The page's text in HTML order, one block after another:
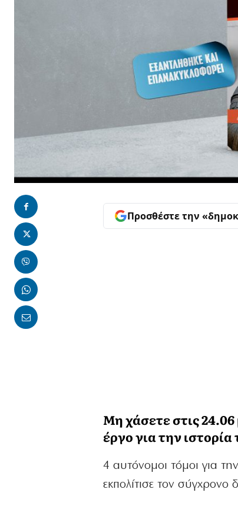
Προσθέστε την
Μη χάσετε στις
έργο για την
4 αυτόνομοι τόμοι για
εκπολίτισε τον